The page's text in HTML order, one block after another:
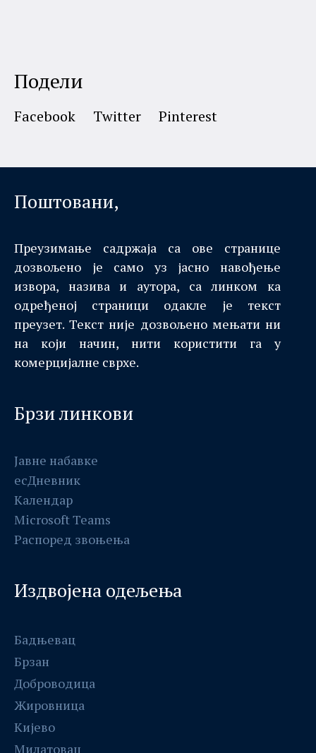
Подели
Facebook Twitter Pinterest
Поштовани,
Преузимање садржаја са ове странице
дозвољено је само уз јасно навођење
извора, назива и аутора, са линком ка
одређеној страници одакле је текст
преузет. Текст није дозвољено мењати ни
на који начин, нити користити га у
комерцијалне сврхе.
Брзи линкови
Јавне набавке
есДневник
Календар
Мicrosоft Teams
Распоред звоњења
Издвојена одељења
Бадњевац
Брзан
Доброводица
Жировница
Кијево
Милатовац